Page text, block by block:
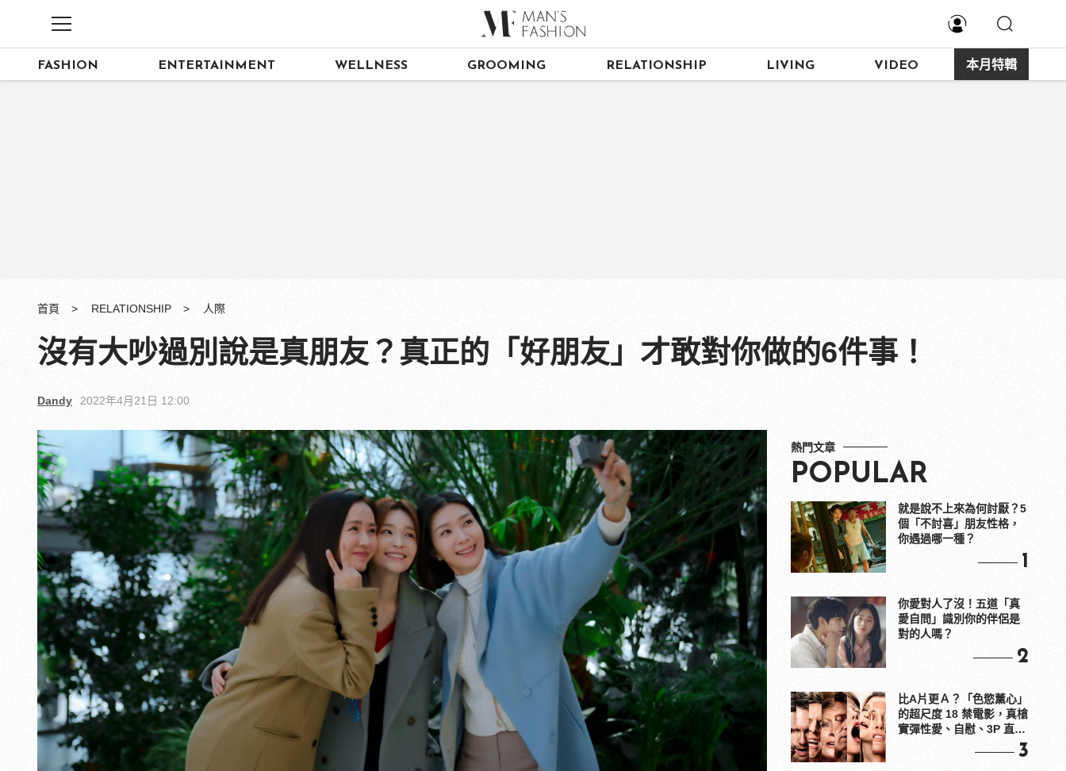
FASHION ENTERTAINMENT WELLNESS GROOMING RELATIONSHIP LIVING VIDEO 本月特輯
首頁 RELATIONSHIP 人際
沒有大吵過別說是真朋友？真正的「好朋友」才敢對你做的6件事！
Dandy 2022年4月21日 12:00
熱門文章
POPULAR
就是說不上來為何討厭？5
個「不討喜」朋友性格，
你遇過哪一種？
1
你愛對人了沒！五道「真
愛自問」識別你的伴侶是
對的人嗎？
2
比A片更Ａ？「色慾薰心」
的超尺度 18 禁電影，真槍
實彈性愛、自慰、3P 直接
3